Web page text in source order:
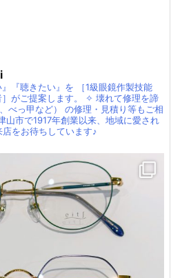
『聴きたい』を ［1級眼鏡作製技能
がご提案します。
✧ 壊れて修理を諦
べっ甲など）
の修理・見積り等もご相
山市で1917年創業以来、地域に愛され
をお待ちしています♪